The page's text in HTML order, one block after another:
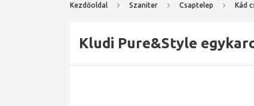
Kezdőoldal Szaniter Csaptelep Kád
Kludi Pure&Style